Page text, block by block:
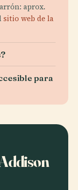
aprox.
sitio web de la
para